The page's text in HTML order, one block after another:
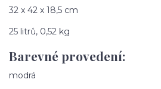
32 x 42 x 18,5 cm
25 litrů, 0,52 kg
Barevné provedení:
modrá